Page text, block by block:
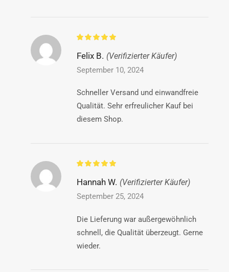
Felix B. (Verifizierter Käufer)
September 10, 2024
Schneller Versand und einwandfreie
Qualität. Sehr erfreulicher Kauf bei
diesem Shop.
Hannah W. (Verifizierter Käufer)
September 25, 2024
Die Lieferung war außergewöhnlich
schnell, die Qualität überzeugt. Gerne
wieder.